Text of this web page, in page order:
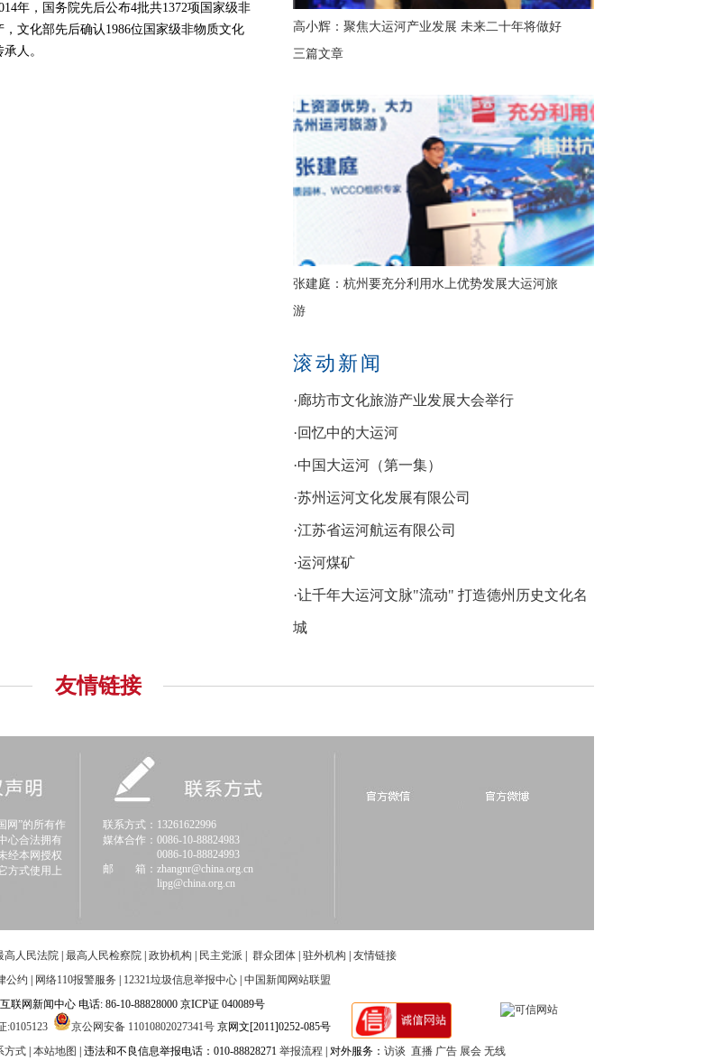
年，国务院先后公布4批共1372项国家级非
，文化部先后确认1986位国家级非物质文化
人。
高小辉：聚焦大运河产业发展 未来二十年将做好
三篇文章
张建庭：杭州要充分利用水上优势发展大运河旅
游
滚动新闻
·廊坊市文化旅游产业发展大会举行
·回忆中的大运河
·中国大运河（第一集）
·苏州运河文化发展有限公司
·江苏省运河航运有限公司
·运河煤矿
·让千年大运河文脉"流动" 打造德州历史文化名
城
友情链接
”的所有作
心合法拥有
经本网授权
方式使用上
联系方式：13261622996
媒体合作：0086-10-88824983
0086-10-88824993
邮 箱：zhangnr@china.org.cn
lipg@china.org.cn
高人民法院 最高人民检察院 政协机构 民主党派 群众团体 驻外机构
友情链接
公约
网络110报警服务 12321垃圾信息举报中心 中国新闻网站联盟
联网新闻中心 电话: 86-10-88828000 京ICP证 040089号
:0105123
京公网安备 11010802027341号京网文[2011]0252-085号
方式| 本站地图 | 违法和不良信息举报电话：010-88828271 举报流程 | 对外服务： 访谈 直播 广告 展会 无线